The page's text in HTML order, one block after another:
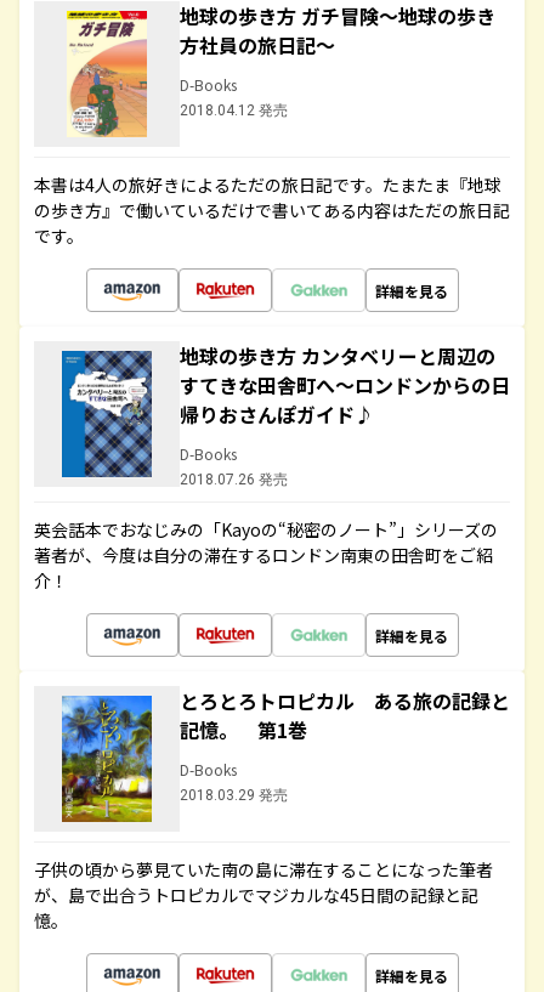
地球の歩き方 ガチ冒険～地球の歩き
方社員の旅日記～
D-Books
2018.04.12 発売
本書は4人の旅好きによるただの旅日記です。たまたま『地球
の歩き方』で働いているだけで書いてある内容はただの旅日記
です。
詳細を見る
地球の歩き方 カンタベリーと周辺の
すてきな田舎町へ～ロンドンからの日
帰りおさんぽガイド♪
D-Books
2018.07.26 発売
英会話本でおなじみの「Kayoの“秘密のノート”」シリーズの
著者が、今度は自分の滞在するロンドン南東の田舎町をご紹
介！
詳細を見る
とろとろトロピカル ある旅の記録と
記憶。 第1巻
D-Books
2018.03.29 発売
子供の頃から夢見ていた南の島に滞在することになった筆者
が、島で出合うトロピカルでマジカルな45日間の記録と記
憶。
詳細を見る